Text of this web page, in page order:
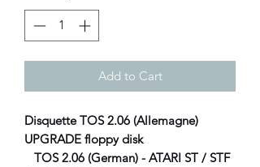
Add to Cart
Disquette TOS 2.06 (Allemagne)
UPGRADE floppy disk
TOS 2.06 (German) - ATARI ST / STF